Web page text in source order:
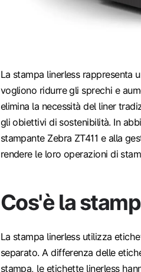
La stampa linerless rappresenta
vogliono ridurre gli sprechi e
elimina la necessità del liner
gli obiettivi di sostenibilità. In
stampante Zebra ZT411 e alla
rendere le loro operazioni di
Cos'è la
La stampa linerless utilizza
separato. A differenza delle
stampa, le etichette linerless